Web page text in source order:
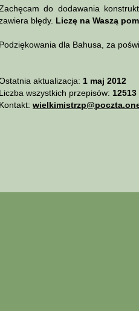
do dodawania
błędy. Liczę na Waszą
Podziękowania dla Bahusa, za
aktualizacja: 1 maj 2012
Liczba wszystkich przepisów: 12513
Kontakt: